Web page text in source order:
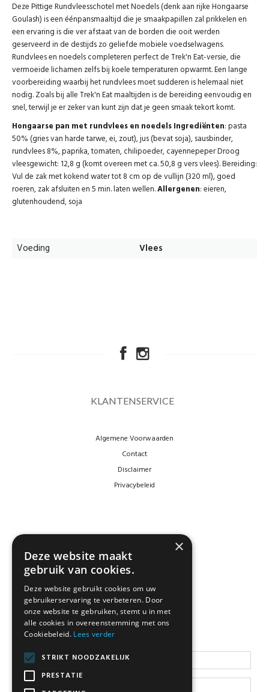
Deze Pittige Rundvleesschotel met Noedels (denk aan rijke Hongaarse
Goulash) is een éénpansmaaltijd die je smaakpapillen zal prikkelen en
een ervaring is die ver afstaat van de borden die ooit werden
geserveerd in de destijds zo geliefde mobiele voedselwagens.
Rundvlees en noedels completeren perfect de Trek'n Eat-versie, die
vermoeide lichamen zelfs bij koele temperaturen opwarmt. Een lange
voorbereiding waarbij het rundvlees moet sudderen is helemaal niet
nodig. Zoals bij alle Trek'n Eat maaltijden is de bereiding eenvoudig en
snel, terwijl je er zeker van kunt zijn dat je geen smaak tekort komt.
Hongaarse pan met rundvlees en noedels Ingrediënten: pasta
50% (gries van harde tarwe, ei, zout), jus (bevat soja), sausbinder,
rundvlees 8%, paprika, tomaten, chilipoeder, cayennepeper Droog
vleesgewicht: 12,8 g (komt overeen met ca. 50,8 g vers vlees). Bereiding:
Vul de zak met kokend water tot 8 cm op de vullijn (320 ml), goed
roeren, zak afsluiten en 5 min. laten wellen.Allergenen: eieren,
glutenhoudend, soja
Voeding Vlees
KLANTENSERVICE
Algemene Voorwaarden
Contact
Disclaimer
Privacybeleid
NEWSLETTER
Blijf op de hoogte
×
Deze website maakt
gebruik van cookies.
Deze website gebruikt cookies om uw
gebruikerservaring te verbeteren. Door
onze website te gebruiken, stemt u in met
alle cookies in overeenstemming met ons
Cookiebeleid. Lees verder
STRIKT NOODZAKELIJK
PRESTATIE